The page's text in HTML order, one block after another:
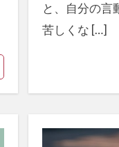
と、自分の言
苦しくな […]